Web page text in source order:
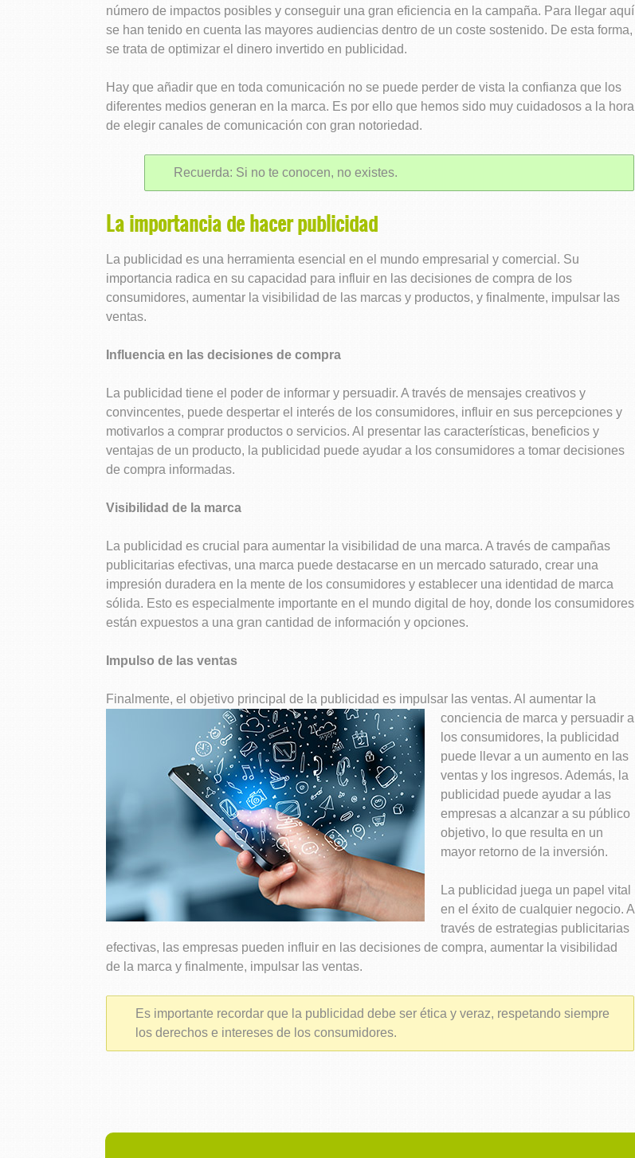
número de impactos posibles y conseguir una gran eficiencia en la campaña. Para llegar aquí
se han tenido en cuenta las mayores audiencias dentro de un coste sostenido. De esta forma,
se trata de optimizar el dinero invertido en publicidad.
Hay que añadir que en toda comunicación no se puede perder de vista la confianza que los
diferentes medios generan en la marca. Es por ello que hemos sido muy cuidadosos a la hora
de elegir canales de comunicación con gran notoriedad.
Recuerda: Si no te conocen, no existes.
La importancia de hacer publicidad
La publicidad es una herramienta esencial en el mundo empresarial y comercial. Su
importancia radica en su capacidad para influir en las decisiones de compra de los
consumidores, aumentar la visibilidad de las marcas y productos, y finalmente, impulsar las
ventas.
Influencia en las decisiones de compra
La publicidad tiene el poder de informar y persuadir. A través de mensajes creativos y
convincentes, puede despertar el interés de los consumidores, influir en sus percepciones y
motivarlos a comprar productos o servicios. Al presentar las características, beneficios y
ventajas de un producto, la publicidad puede ayudar a los consumidores a tomar decisiones
de compra informadas.
Visibilidad de la marca
La publicidad es crucial para aumentar la visibilidad de una marca. A través de campañas
publicitarias efectivas, una marca puede destacarse en un mercado saturado, crear una
impresión duradera en la mente de los consumidores y establecer una identidad de marca
sólida. Esto es especialmente importante en el mundo digital de hoy, donde los consumidores
están expuestos a una gran cantidad de información y opciones.
Impulso de las ventas
Finalmente, el objetivo principal de la publicidad es impulsar las ventas. Al aumentar la
conciencia de marca y persuadir a
los consumidores, la publicidad
puede llevar a un aumento en las
ventas y los ingresos. Además, la
publicidad puede ayudar a las
empresas a alcanzar a su público
objetivo, lo que resulta en un
mayor retorno de la inversión.
La publicidad juega un papel vital
en el éxito de cualquier negocio. A
través de estrategias publicitarias
efectivas, las empresas pueden influir en las decisiones de compra, aumentar la visibilidad
de la marca y finalmente, impulsar las ventas.
Es importante recordar que la publicidad debe ser ética y veraz, respetando siempre
los derechos e intereses de los consumidores.